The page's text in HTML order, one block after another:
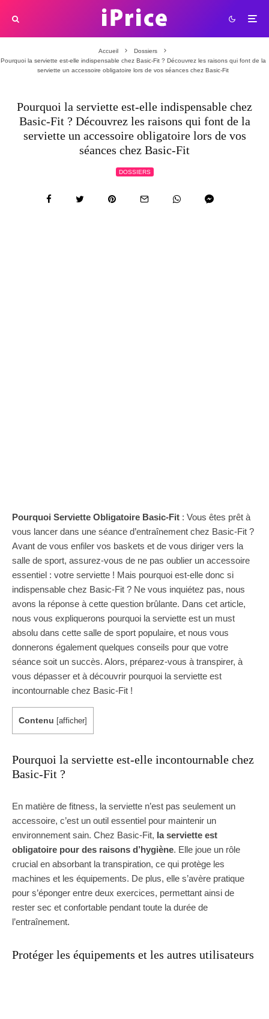
Accueil
Dossiers
Pourquoi la serviette est-elle indispensable chez Basic-Fit ? Découvrez les raisons qui font de la
serviette un accessoire obligatoire lors de vos séances chez Basic-Fit
Pourquoi la serviette est-elle indispensable chez
Basic-Fit ? Découvrez les raisons qui font de la
serviette un accessoire obligatoire lors de vos
séances chez Basic-Fit
DOSSIERS
Pourquoi Serviette Obligatoire Basic-Fit : Vous êtes prêt à
vous lancer dans une séance d’entraînement chez Basic-Fit ?
Avant de vous enfiler vos baskets et de vous diriger vers la
salle de sport, assurez-vous de ne pas oublier un accessoire
essentiel : votre serviette ! Mais pourquoi est-elle donc si
indispensable chez Basic-Fit ? Ne vous inquiétez pas, nous
avons la réponse à cette question brûlante. Dans cet article,
nous vous expliquerons pourquoi la serviette est un must
absolu dans cette salle de sport populaire, et nous vous
donnerons également quelques conseils pour que votre
séance soit un succès. Alors, préparez-vous à transpirer, à
vous dépasser et à découvrir pourquoi la serviette est
incontournable chez Basic-Fit !
Contenu [afficher]
Pourquoi la serviette est-elle incontournable chez
Basic-Fit ?
En matière de fitness, la serviette n’est pas seulement un
accessoire, c’est un outil essentiel pour maintenir un
environnement sain. Chez Basic-Fit, la serviette est
obligatoire pour des raisons d’hygiène. Elle joue un rôle
crucial en absorbant la transpiration, ce qui protège les
machines et les équipements. De plus, elle s’avère pratique
pour s’éponger entre deux exercices, permettant ainsi de
rester sec et confortable pendant toute la durée de
l’entraînement.
Protéger les équipements et les autres utilisateurs